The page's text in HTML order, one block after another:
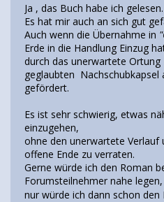
Ja , das Buch habe ich gelesen.
Es hat mir auch an sich gut
Auch wenn die Übernahme in
Erde in die Handlung Einzug
durch das unerwartete
geglaubten Nachschubkapsel
gefördert.
Es ist sehr schwierig, etwas
einzugehen,
ohne den unerwartete Verlauf
offene Ende zu verraten.
Gerne würde ich den Roman
Forumsteilnehmer nahe legen,
nur würde ich dann schon den